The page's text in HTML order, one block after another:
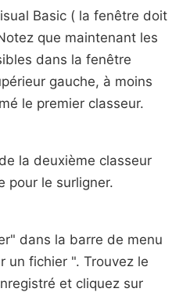
Basic ( la fenêtre doit
que maintenant les
dans la fenêtre
gauche, à moins
le premier classeur.
la deuxième classeur
pour le surligner.
dans la barre de menu
un fichier ". Trouvez le
et cliquez sur